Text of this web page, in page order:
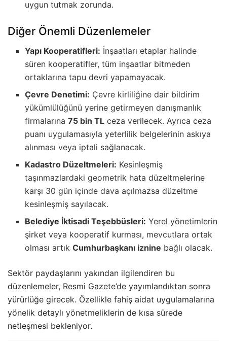
uygun tutmak zorunda.
Diğer Önemli Düzenlemeler
Yapı Kooperatifleri: İnşaatları etaplar halinde
süren kooperatifler, tüm inşaatlar bitmeden
ortaklarına tapu devri yapamayacak.
Çevre Denetimi: Çevre kirliliğine dair bildirim
yükümlülüğünü yerine getirmeyen danışmanlık
firmalarına75 bin TL ceza verilecek. Ayrıca ceza
puanı uygulamasıyla yeterlilik belgelerinin askıya
alınması veya iptali sağlanacak.
Kadastro Düzeltmeleri: Kesinleşmiş
taşınmazlardaki geometrik hata düzeltmelerine
karşı 30 gün içinde dava açılmazsa düzeltme
kesinleşmiş sayılacak.
Belediye İktisadi Teşebbüsleri: Yerel yönetimlerin
şirket veya kooperatif kurması, mevcutlara ortak
olması artıkCumhurbaşkanı iznine bağlı olacak.
Sektör paydaşlarını yakından ilgilendiren bu
düzenlemeler, Resmi Gazete’de yayımlandıktan sonra
yürürlüğe girecek. Özellikle fahiş aidat uygulamalarına
yönelik detaylı yönetmeliklerin de kısa sürede
netleşmesi bekleniyor.